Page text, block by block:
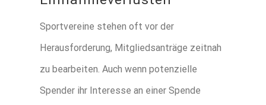
Sportvereine stehen oft vor der
Herausforderung, Mitgliedsanträge zeitnah
zu bearbeiten. Auch wenn potenzielle
Spender ihr Interesse an einer Spende